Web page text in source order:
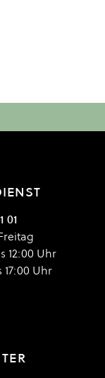
01
12:00 Uhr
17:00 Uhr